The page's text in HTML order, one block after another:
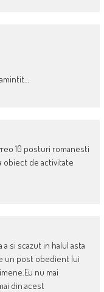
10 posturi romanesti
obiect de activitate
a si scazut in halul asta
un post obedient lui
nu mai
din acest